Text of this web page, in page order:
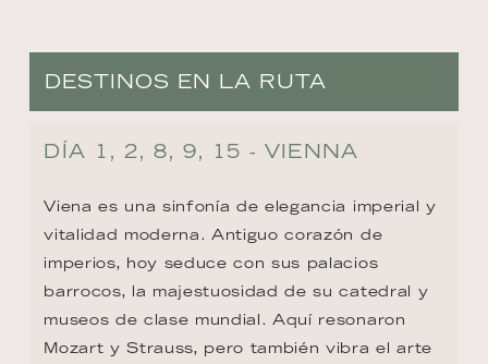
DESTINOS EN LA RUTA
DÍA 1, 2, 8, 9, 15 - VIENNA
Viena es una sinfonía de elegancia imperial y
vitalidad moderna. Antiguo corazón de
imperios, hoy seduce con sus palacios
barrocos, la majestuosidad de su catedral y
museos de clase mundial. Aquí resonaron
Mozart y Strauss, pero también vibra el arte